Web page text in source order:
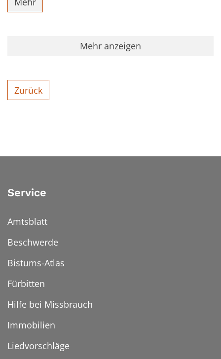
Mehr anzeigen
Zurück
Service
Amtsblatt
Beschwerde
Bistums-Atlas
Fürbitten
Hilfe bei Missbrauch
Immobilien
Liedvorschläge